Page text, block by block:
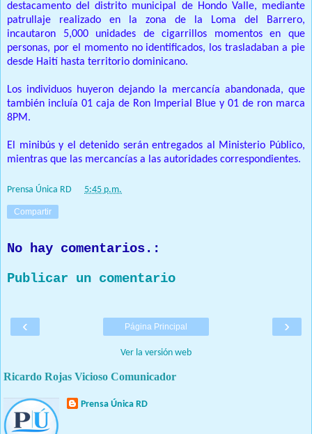
destacamento del distrito municipal de Hondo Valle, mediante
patrullaje realizado en la zona de la Loma del Barrero,
incautaron 5,000 unidades de cigarrillos momentos en que
personas, por el momento no identificados, los trasladaban a pie
desde Haití hasta territorio dominicano.
Los individuos huyeron dejando la mercancía abandonada, que
también incluía 01 caja de Ron Imperial Blue y 01 de ron marca
8PM.
El minibús y el detenido serán entregados al Ministerio Público,
mientras que las mercancías a las autoridades correspondientes.
Prensa Única RD 5:45 p.m.
Compartir
No hay comentarios.:
Publicar un comentario
‹ ›
Página Principal
Ver la versión web
Ricardo Rojas Vicioso Comunicador
Prensa Única RD